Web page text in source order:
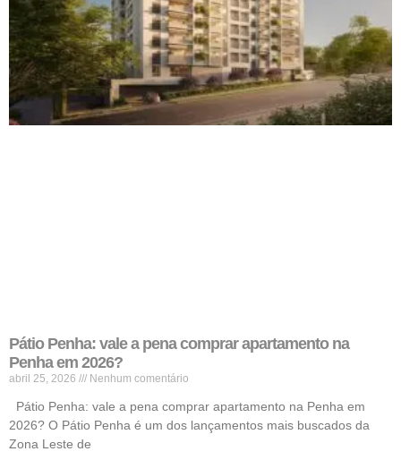
Pátio Penha: vale a pena comprar apartamento na
Penha em 2026?
abril 25, 2026 Nenhum comentário
Pátio Penha: vale a pena comprar apartamento na Penha em
2026? O Pátio Penha é um dos lançamentos mais buscados da
Zona Leste de